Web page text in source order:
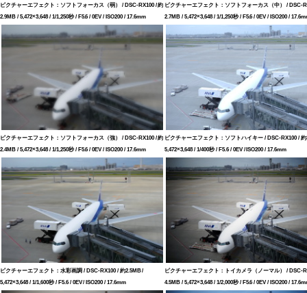
ピクチャーエフェクト：ソフトフォーカス（弱） / DSC-RX100 / 約
2.9MB / 5,472×3,648 / 1/1,250秒 / F5.6 / 0EV / ISO200 / 17.6mm
ピクチャーエフェクト：ソフトフォーカス（中） / DSC-
2.7MB / 5,472×3,648 / 1/1,250秒 / F5.6 / 0EV / ISO200 /
ピクチャーエフェクト：ソフトフォーカス（強） / DSC-RX100 / 約
2.4MB / 5,472×3,648 / 1/1,250秒 / F5.6 / 0EV / ISO200 / 17.6mm
ピクチャーエフェクト：ソフトハイキー / DSC-RX100 / 約
5,472×3,648 / 1/400秒 / F5.6 / 0EV / ISO200 / 17.6mm
ピクチャーエフェクト：水彩画調 / DSC-RX100 / 約2.5MB /
5,472×3,648 / 1/1,600秒 / F5.6 / 0EV / ISO200 / 17.6mm
ピクチャーエフェクト：トイカメラ（ノーマル） / DSC-
4.5MB / 5,472×3,648 / 1/2,000秒 / F5.6 / 0EV / ISO200 /